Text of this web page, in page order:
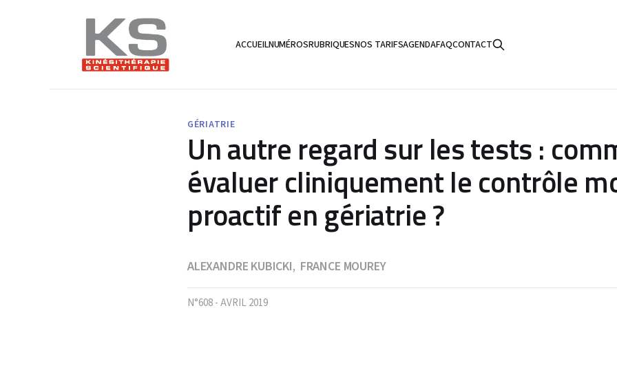
ACCUEILNUMÉROSRUBRIQUESNOS TARIFSAGENDAFAQCONTACT
GÉRIATRIE
Un autre regard sur les tests :
évaluer cliniquement le contrôle
proactif en gériatrie ?
ALEXANDRE KUBICKI, FRANCE MOUREY
N°608 - AVRIL 2019